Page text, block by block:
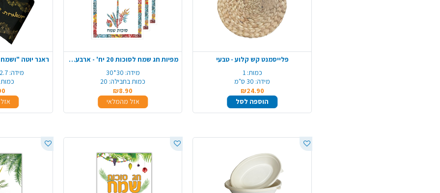
פלייסמנט קש קלוע - טבעי
כמות: 1
מידה: 30 ס"מ
₪24.90
הוספה לסל
מפיות חג שמח לסוכות 20 יח' - ארבעת המינים
מידה: 30*30
כמות בחבילה: 20
₪8.90
אזל מהמלאי
מידה: 2.7 מטר*36